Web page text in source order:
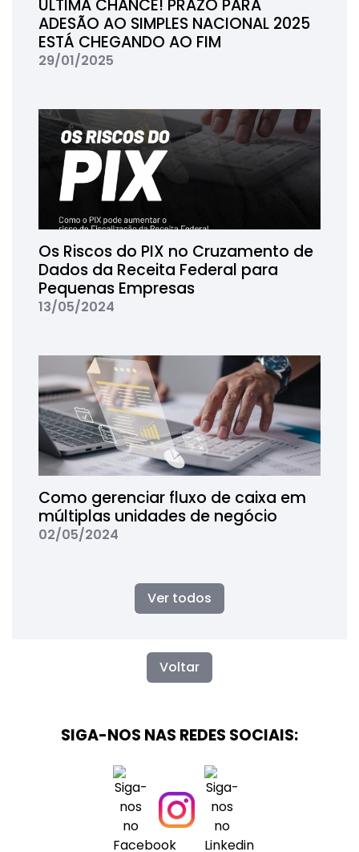
ÚLTIMA CHANCE! PRAZO PARA
ADESÃO AO SIMPLES NACIONAL 2025
ESTÁ CHEGANDO AO FIM
29/01/2025
Os Riscos do PIX no Cruzamento de
Dados da Receita Federal para
Pequenas Empresas
13/05/2024
Como gerenciar fluxo de caixa em
múltiplas unidades de negócio
02/05/2024
Ver todos
Voltar
SIGA-NOS NAS REDES SOCIAIS: